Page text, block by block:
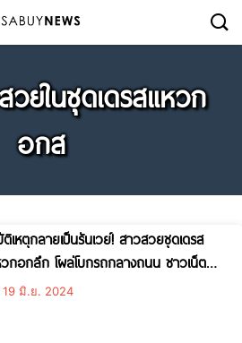
ยในชุดเดรสแหวก
อกส
เหตุกลายเป็นรันเวย์! สาวสวยชุดเดรส
กอกลึก โผล่โบกรถกลางถนน ชาวเน็ต
าง แห่สืบประวัติแทบพลิกแผ่นดิน!
19 มิ.ย. 2024